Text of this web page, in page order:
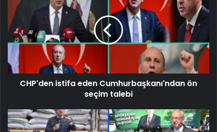
CHP'den istifa eden Cumhurbaşkanı'ndan ön
seçim talebi